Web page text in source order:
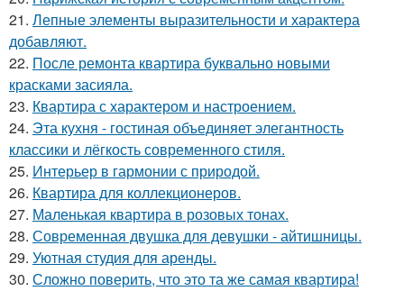
21. Лепные элементы выразительности и характера
добавляют.
22. После ремонта квартира буквально новыми
красками засияла.
23. Квартира с характером и настроением.
24. Эта кухня - гостиная объединяет элегантность
классики и лёгкость современного стиля.
25. Интерьер в гармонии с природой.
26. Квартира для коллекционеров.
27. Маленькая квартира в розовых тонах.
28. Современная двушка для девушки - айтишницы.
29. Уютная студия для аренды.
30. Сложно поверить, что это та же самая квартира!